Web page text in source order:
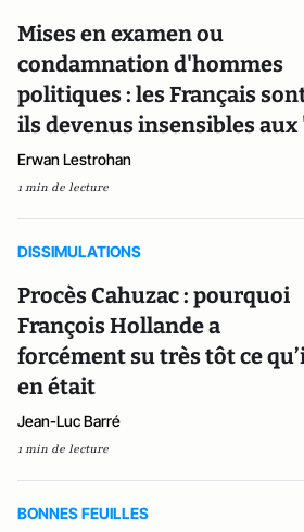
Mises en examen ou
condamnation d'hommes
politiques : les Français
ils devenus insensibles aux
Erwan Lestrohan
1 min de lecture
DISSIMULATIONS
Procès Cahuzac : pourquoi
François Hollande a
forcément su très tôt ce
en était
Jean-Luc Barré
1 min de lecture
BONNES FEUILLES